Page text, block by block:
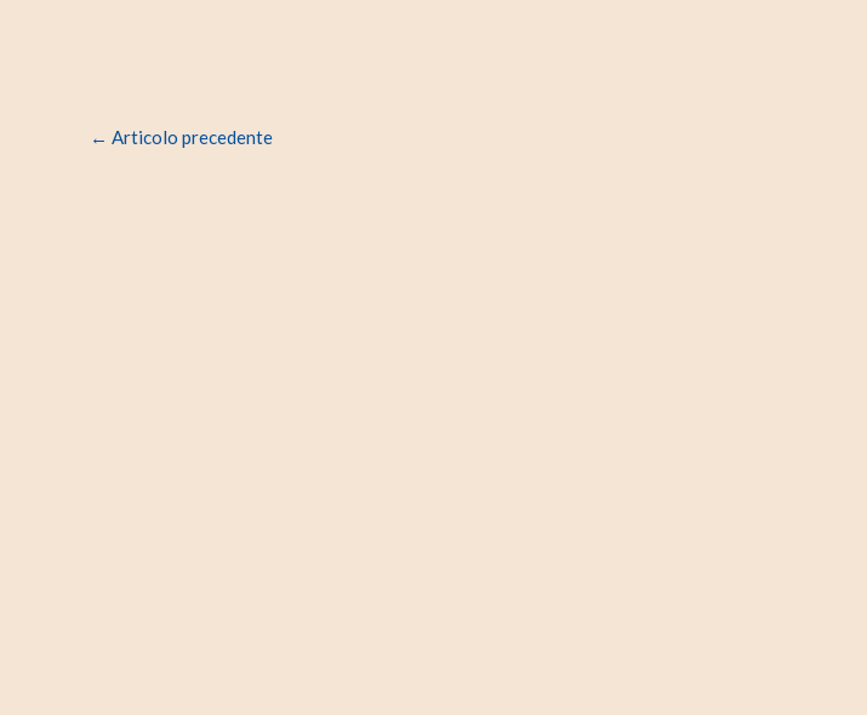
← Articolo precedente